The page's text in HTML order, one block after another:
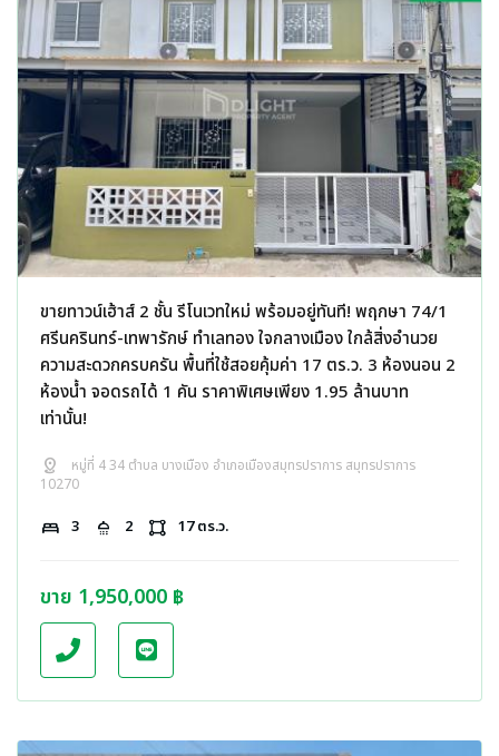
ขายทาวน์เฮ้าส์ 2 ชั้น รีโนเวทใหม่ พร้อมอยู่ทันที! พฤกษา 74/1
ศรีนครินทร์-เทพารักษ์ ทำเลทอง ใจกลางเมือง ใกล้สิ่งอำนวย
ความสะดวกครบครัน พื้นที่ใช้สอยคุ้มค่า 17 ตร.ว. 3 ห้องนอน 2
ห้องน้ำ จอดรถได้ 1 คัน ราคาพิเศษเพียง 1.95 ล้านบาท
เท่านั้น!
distance
หมู่ที่ 4 34 ตำบล บางเมือง อำเภอเมืองสมุทรปราการ สมุทรปราการ
10270
bed 3 shower 2 activity_zone 17 ตร.ว.
ขาย 1,950,000 ฿